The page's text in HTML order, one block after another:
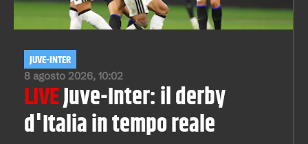
8 agosto 2026, 10:02
JUVE-INTER
LIVEJuve-Inter: il derby
d'Italia in tempo reale